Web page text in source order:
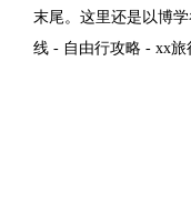
末尾。这里还是以博学
线 - 自由行攻略 - xx旅